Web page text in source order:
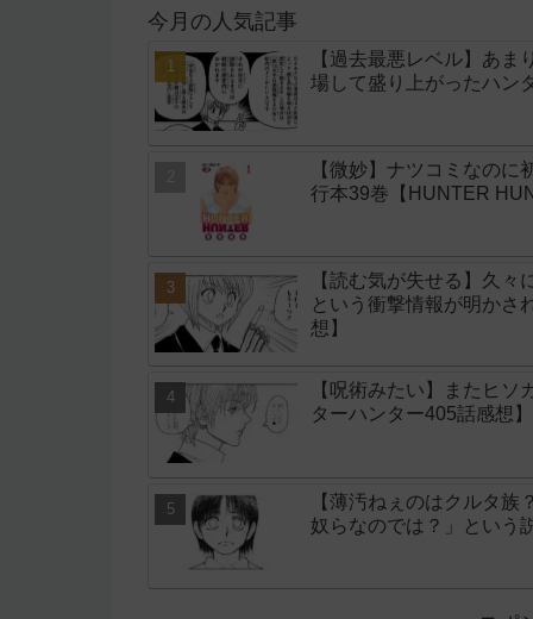
今月の人気記事
【過去最悪レベル】あ
場して盛り上がったハン
【微妙】ナツコミなの
行本39巻【HUNTER
【読む気が失せる】久
という衝撃情報が明か
想】
【呪術みたい】またヒ
ターハンター405話感想】
【薄汚ねぇのはクルタ
奴らなのでは？」という